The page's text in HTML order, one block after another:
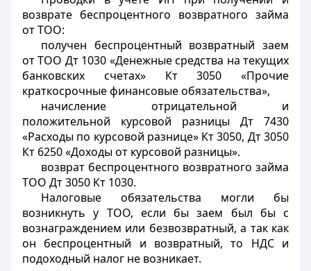
возврате беспроцентного возвратного займа
от ТОО:
получен беспроцентный возвратный заем
от ТОО Дт 1030 «Денежные средства на текущих
банковских счетах» Кт 3050 «Прочие
краткосрочные финансовые обязательства»,
начисление отрицательной и
положительной курсовой разницы Дт 7430
«Расходы по курсовой разнице» Кт 3050, Дт 3050
Кт 6250 «Доходы от курсовой разницы».
возврат беспроцентного возвратного займа
ТОО Дт 3050 Кт 1030.
Налоговые обязательства могли бы
возникнуть у ТОО, если бы заем был бы с
вознаграждением или безвозвратный, а так как
он беспроцентный и возвратный, то НДС и
подоходный налог не возникает.